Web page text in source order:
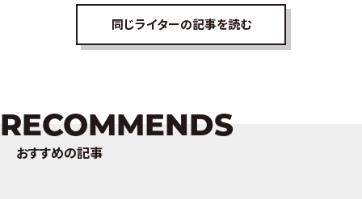
同じライターの記事を読む
RECOMMENDS
おすすめの記事